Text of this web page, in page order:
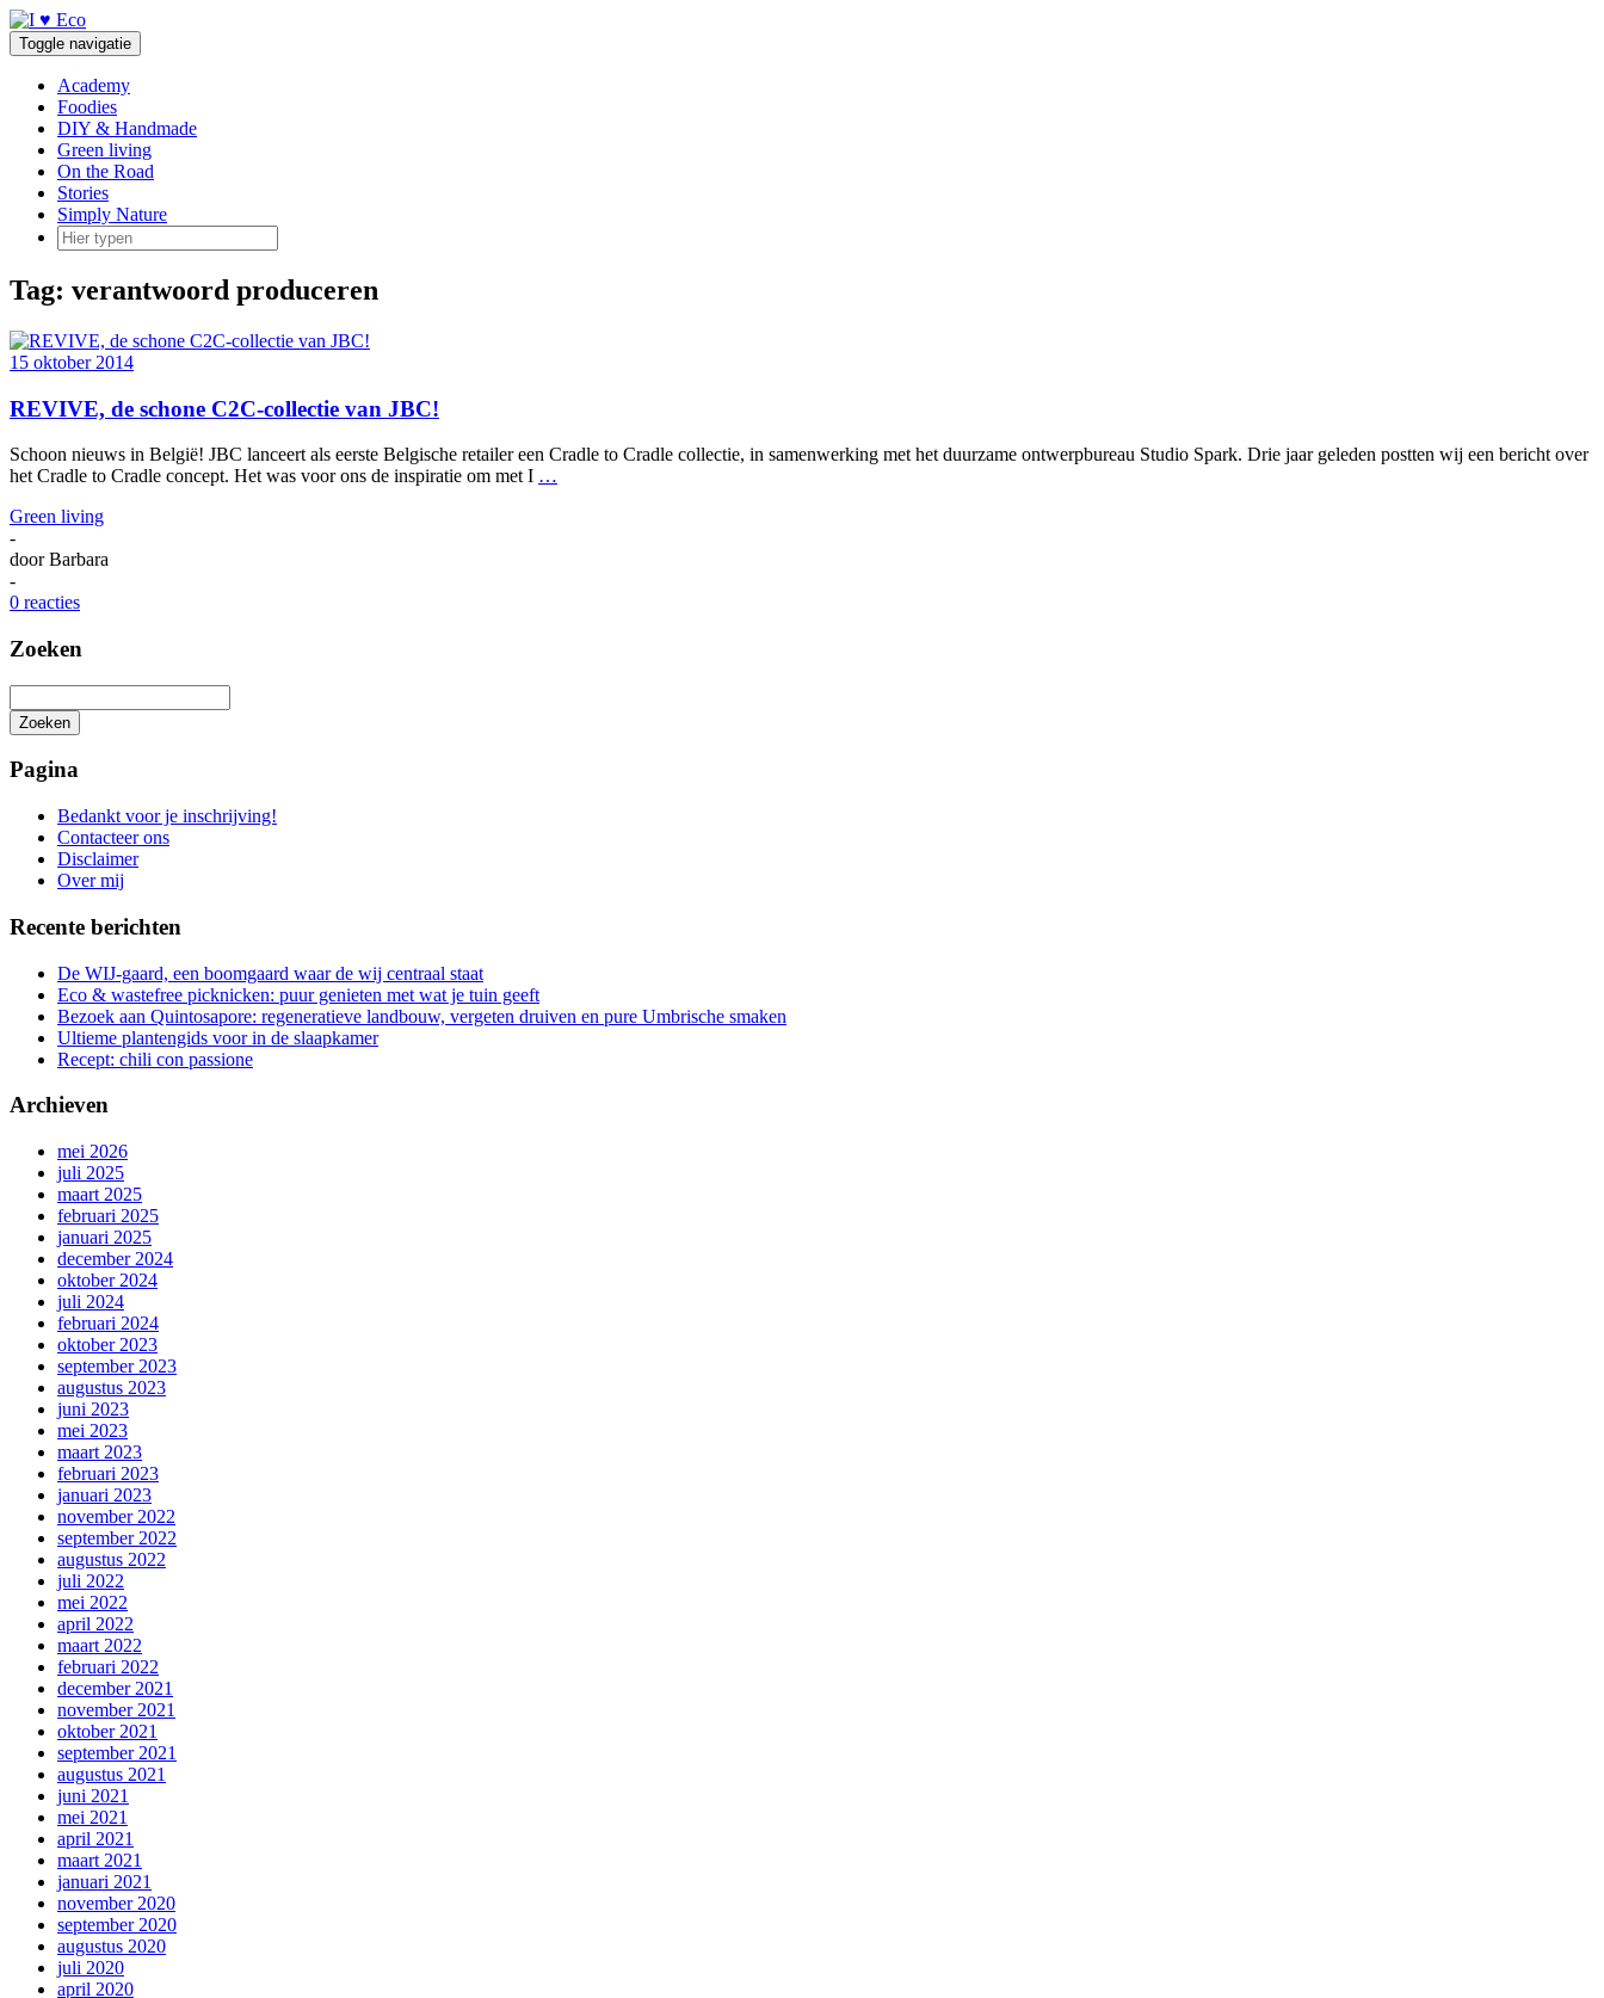
Doorgaan
naar
inhoud
Toggle navigatie
Academy
Foodies
DIY & Handmade
Green living
On the Road
Stories
Simply Nature
Tag: verantwoord produceren
15 oktober 2014
REVIVE, de schone C2C-collectie van JBC!
Schoon nieuws in België! JBC lanceert als eerste Belgische retailer een Cradle to Cradle collectie, in samenwerking met het duurzame ontwerpbureau Studio Spark. Drie jaar geleden postten wij een bericht over
het Cradle to Cradle concept. Het was voor ons de inspiratie om met I …
Green living
-
doorBarbara
-
0 reacties
Zoeken
Zoeken
zoeken
Pagina
Bedankt voor je inschrijving!
Contacteer ons
Disclaimer
Over mij
Recente berichten
De WIJ-gaard, een boomgaard waar de wij centraal staat
Eco & wastefree picknicken: puur genieten met wat je tuin geeft
Bezoek aan Quintosapore: regeneratieve landbouw, vergeten druiven en pure Umbrische smaken
Ultieme plantengids voor in de slaapkamer
Recept: chili con passione
Archieven
mei 2026
juli 2025
maart 2025
februari 2025
januari 2025
december 2024
oktober 2024
juli 2024
februari 2024
oktober 2023
september 2023
augustus 2023
juni 2023
mei 2023
maart 2023
februari 2023
januari 2023
november 2022
september 2022
augustus 2022
juli 2022
mei 2022
april 2022
maart 2022
februari 2022
december 2021
november 2021
oktober 2021
september 2021
augustus 2021
juni 2021
mei 2021
april 2021
maart 2021
januari 2021
november 2020
september 2020
augustus 2020
juli 2020
april 2020